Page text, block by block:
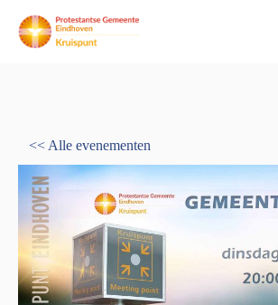
naar
<< Alle evenementen